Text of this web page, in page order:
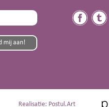
Realisatie: Postul.Art